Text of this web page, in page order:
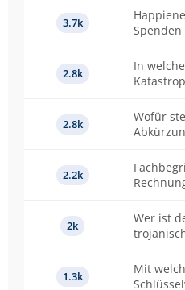
Wertes
3.7k
Menge
2.8k
In
2.8k
Wofür
2.2k
2k
Wer ist
1.3k
Mit